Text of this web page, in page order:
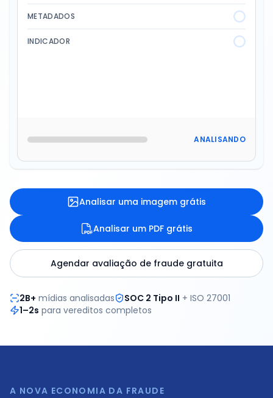
METADADOS
INDICADOR
ANALISANDO
Analisar uma imagem grátis
Analisar um PDF grátis
Agendar avaliação de fraude gratuita
2B+ mídias analisadas SOC 2 Tipo II + ISO 27001
1–2s para vereditos completos
A NOVA ECONOMIA DA FRAUDE